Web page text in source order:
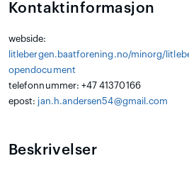
Kontaktinformasjon
webside:
litlebergen.baatforening.no/minorg/
opendocument
telefonnummer: +47 41370166
epost: jan.h.andersen54@gmail.com
Beskrivelser